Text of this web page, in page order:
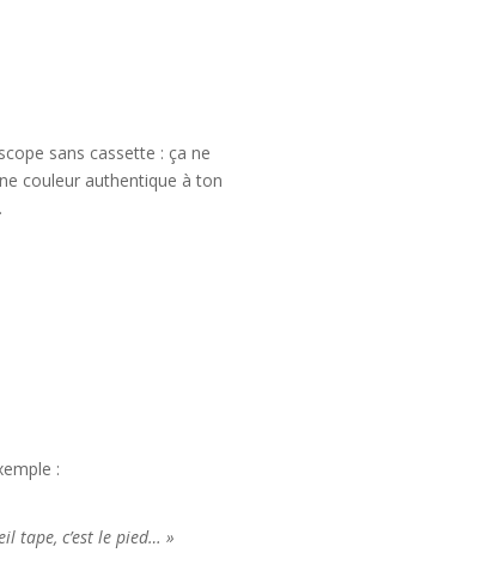
sans cassette : ça ne
couleur authentique à ton
:
tape, c’est le pied… »